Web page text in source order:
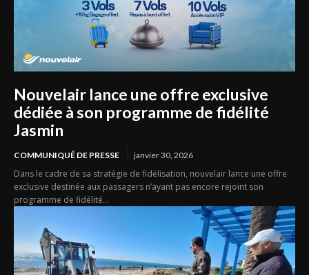
Nouvelair lance une offre exclusive
dédiée à son programme de fidélité
Jasmin
COMMUNIQUÉ DE PRESSE janvier 30, 2026
Dans le cadre de sa stratégie de fidélisation, nouvelair lance une offre
exclusive destinée aux passagers n’ayant pas encore rejoint son
programme de fidélité...